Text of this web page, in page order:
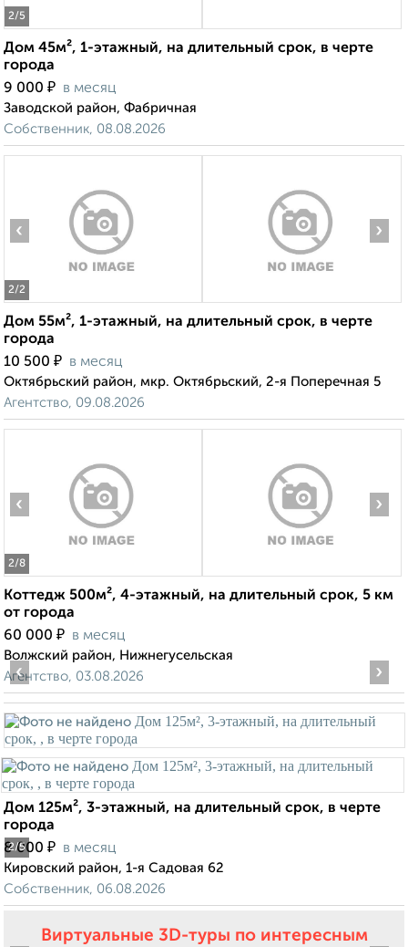
2/5
Дом 45м², 1-этажный, на длительный срок, в черте
города
9 000 ₽ в месяц
Заводской район, Фабричная
Собственник, 08.08.2026
2/2
‹ ›
Дом 55м², 1-этажный, на длительный срок, в черте
города
10 500 ₽ в месяц
Октябрьский район, мкр. Октябрьский, 2-я Поперечная 5
Агентство, 09.08.2026
2/8
‹ ›
Коттедж 500м², 4-этажный, на длительный срок, 5 км
от города
60 000 ₽ в месяц
Волжский район, Нижнегусельская
Агентство, 03.08.2026
2/5
‹ ›
Дом 125м², 3-этажный, на длительный срок, в черте
города
8 000 ₽ в месяц
Кировский район, 1-я Садовая 62
Собственник, 06.08.2026
Виртуальные 3D-туры по интересным